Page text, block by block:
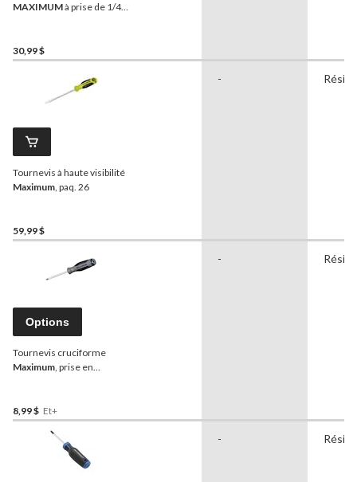
MAXIMUMà prise de 1/4
30,99 $
Tournevis à haute visibilité
Maximum, paq. 26
59,99 $
-
Options
Tournevis cruciforme
Maximum, prise en
8,99 $ Et+
-
-